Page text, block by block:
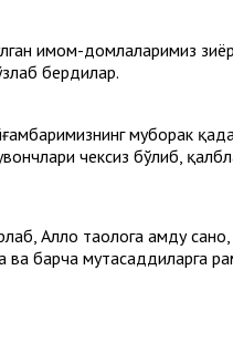
имом-домлаларимиз
бердилар.
муборак
чексиз бўлиб,
Аллоҳ таолога ҳамду
ва барча мутасаддиларга